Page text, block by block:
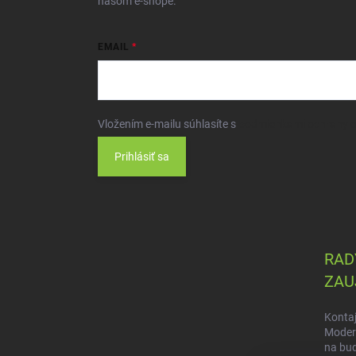
EMAIL
Vložením e-mailu súhlasíte s
Prihlásiť sa
na